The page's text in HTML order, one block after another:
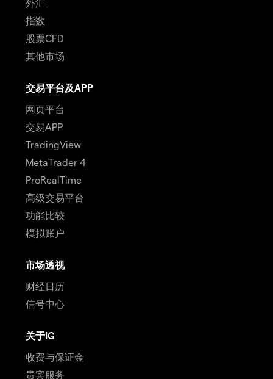
外汇
指数
股票CFD
其他市场
交易平台及APP
网页平台
交易APP
TradingView
MetaTrader 4
ProRealTime
高级交易平台
功能比较
模拟账户
市场透视
财经日历
信号中心
关于IG
收费与保证金
贵宾服务